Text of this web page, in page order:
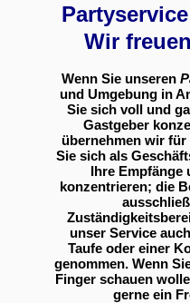
Wir
Wenn Sie unseren
und Umgebung in
Sie sich voll und
Gastgeber
übernehmen wir
Sie sich als
Ihre
konzentrieren; die
unser Service
Taufe oder einer
genommen. Wenn
Finger schauen
gerne ein